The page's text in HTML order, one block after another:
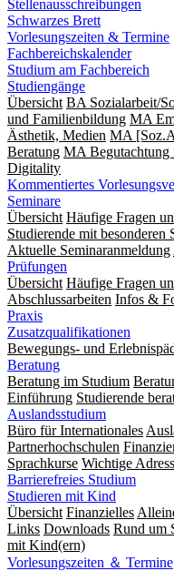
Stellenausschreibungen
Schwarzes Brett
Vorlesungszeiten & Termine
Fachbereichskalender
Studium am Fachbereich
Studiengänge
Übersicht BA Sozialarbeit/
und Familienbildung MA
Ästhetik, Medien MA
Beratung MA Begut­ach­tung
Digitality
Kommentiertes
Seminare
Übersicht Häufige Fragen
Studierende mit besonderen
Aktuelle Seminaranmeldung
Prüfungen
Übersicht Häufige Fragen
Abschlussarbeiten Infos &
Praxis
Zusatzqualifikationen
Bewegungs- und
Beratung
Beratung im Studium
Einführung Studierende
Auslandsstudium
Büro für Internationales
Partnerhochschulen
Sprachkurse Wichtige
Barrierefreies Studium
Studieren mit Kind
Übersicht Finanzielles
Links Downloads Rund um
mit Kind(ern)
Vorlesungszeiten ＆ Termine